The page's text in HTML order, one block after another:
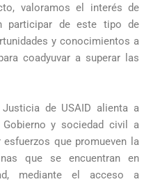
valoramos el interés de
participar de este tipo de
y conocimientos a
coadyuvar a superar las
de USAID alienta a
y sociedad civil a
que promueven la
que se encuentran en
mediante el acceso a